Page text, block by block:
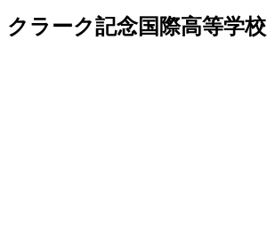
クラーク記念国際高等学校